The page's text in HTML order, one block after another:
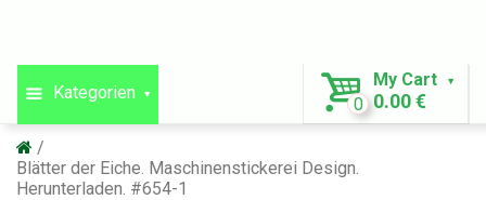
Kategorien
My Cart
0 0.00 €
Blätter der Eiche. Maschinenstickerei Design.
Herunterladen. #654-1